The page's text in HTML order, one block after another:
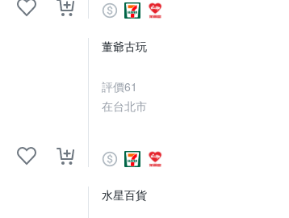
董爺古玩
評價61
在台北市
水星百貨